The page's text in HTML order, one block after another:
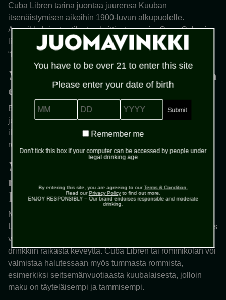
Cuba Libren tarina juontaa juurensa Kuuban
itsenäistymisen aikoihin 1900-luvun alkupuolelle.
Amerikkalaiset sotilaat sekoittivat rommia, Coca-Colaa ja
limeä, kohottaen maljan tovereiden kanssa huudahtaen:
“Por Cuba Libre!” eli “Vapaalle Kuuballe!”.
Miten Cuba Libre ja rommikola
eroavat toisistaan?
Etenkin Suomessa rommikola tarkoittaa yleensä
juomasekoitusta, jossa on rommia ja kolajuomaa – usein
ilman tarkempia määrittelyjä. Cuba Libre syntyy, kun
rommikolaan lisätään lime.
Mikä on paras rommi
rommikolaan tai Cuba
Libreen?
Nimensä mukaisesti Kuubasta kotoisin olevaan Cuba
Libreen kannattaa valita kuubalainen rommi. Kolmevuotias
vaalea rommi on perinteinen pari kolajuomalle, ja se tuo
drinkkiin raikasta keveyttä. Cuba Libren tai rommikolan voi
valmistaa halutessaan myös tummasta rommista,
esimerkiksi seitsemänvuotiaasta kuubalaisesta, jolloin
maku on täyteläisempi ja tammisempi.
You have to be over 21 to enter this site
Please enter your date of birth
MM DD YYYY
Remember
Remember me
Don't tick this box if your computer can be accessed by people under
legal drinking age
By entering this site, you are agreeing to ourTerms & Condition.
Read our Privacy Policyto find out more.
ENJOY RESPONSIBLY – Our brand endorses responsible and moderate
drinking.